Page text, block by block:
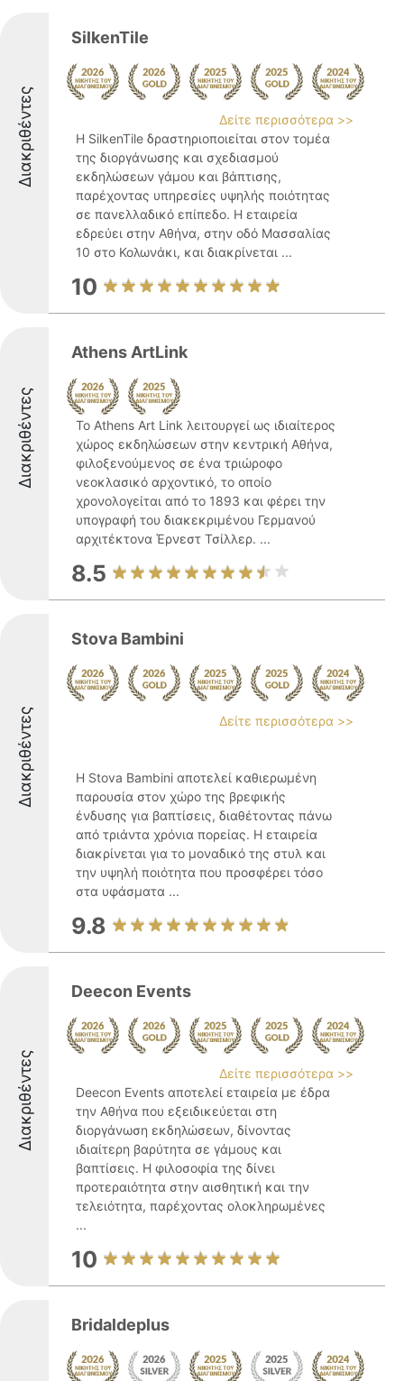
Διακριθέντες
SilkenTile
Δείτε περισσότερα >>
Η SilkenTile δραστηριοποιείται στον τομέα
της διοργάνωσης και σχεδιασμού
εκδηλώσεων γάμου και βάπτισης,
παρέχοντας υπηρεσίες υψηλής ποιότητας
σε πανελλαδικό επίπεδο. Η εταιρεία
εδρεύει στην Αθήνα, στην οδό Μασσαλίας
10 στο Κολωνάκι, και διακρίνεται ...
10
Διακριθέντες
Athens ArtLink
Το Athens Art Link λειτουργεί ως ιδιαίτερος
χώρος εκδηλώσεων στην κεντρική Αθήνα,
φιλοξενούμενος σε ένα τριώροφο
νεοκλασικό αρχοντικό, το οποίο
χρονολογείται από το 1893 και φέρει την
υπογραφή του διακεκριμένου Γερμανού
αρχιτέκτονα Έρνεστ Τσίλλερ. ...
8.5
Διακριθέντες
Stova Bambini
Δείτε περισσότερα >>
Η Stova Bambini αποτελεί καθιερωμένη
παρουσία στον χώρο της βρεφικής
ένδυσης για βαπτίσεις, διαθέτοντας πάνω
από τριάντα χρόνια πορείας. Η εταιρεία
διακρίνεται για το μοναδικό της στυλ και
την υψηλή ποιότητα που προσφέρει τόσο
στα υφάσματα ...
9.8
Διακριθέντες
Deecon Events
Δείτε περισσότερα >>
Deecon Events αποτελεί εταιρεία με έδρα
την Αθήνα που εξειδικεύεται στη
διοργάνωση εκδηλώσεων, δίνοντας
ιδιαίτερη βαρύτητα σε γάμους και
βαπτίσεις. Η φιλοσοφία της δίνει
προτεραιότητα στην αισθητική και την
τελειότητα, παρέχοντας ολοκληρωμένες
...
10
Bridaldeplus